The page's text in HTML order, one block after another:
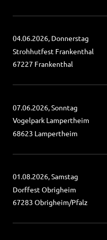
04.06.2026, Donnerstag
Strohhutfest Frankenthal
67227 Frankenthal
07.06.2026, Sonntag
Vogelpark Lampertheim
68623 Lampertheim
01.08.2026, Samstag
Dorffest Obrigheim
67283 Obrigheim/Pfalz